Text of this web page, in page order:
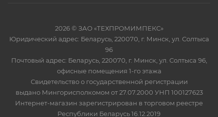
2026 © ЗАО «ТЕХПРОМИМПЕКС»
Юридический адрес: Беларусь, 220070, г. Минск, ул. Солтыса
96
Почтовый адрес: Беларусь, 220070, г. Минск, ул. Солтыса 96,
офисные помещения 1-го этажа
Свидетельство о государственной регистрации
выдано Мингорисполкомом от 27.07.2000 УНП 100127623
Интернет-магазин зарегистрирован в торговом реестре
Республики Беларусь 16.12.2019